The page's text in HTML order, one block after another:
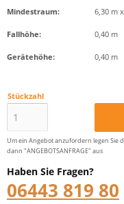
Mindestraum: 6,30 m
Fallhöhe: 0,40 m
Gerätehöhe: 0,40 m
Stückzahl
Um ein Angebot anzufordern legen Sie
dann "ANGEBOTSANFRAGE" aus
Haben Sie Fragen?
06443 819 80